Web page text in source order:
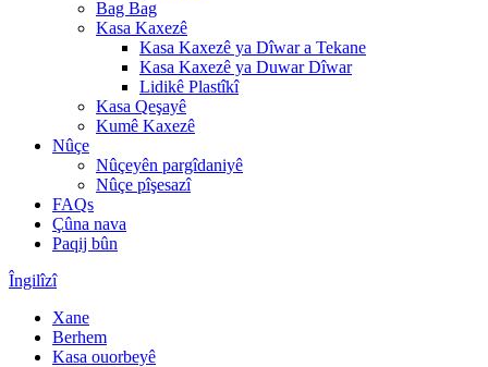
Bag Bag
Kasa Kaxezê
Kasa Kaxezê ya Dîwar a Tekane
Kasa Kaxezê ya Duwar Dîwar
Lidikê Plastîkî
Kasa Qeşayê
Kumê Kaxezê
Nûçe
Nûçeyên pargîdaniyê
Nûçe pîşesazî
FAQs
Çûna nava
Paqij bûn
Îngilîzî
Xane
Berhem
Kasa ouorbeyê